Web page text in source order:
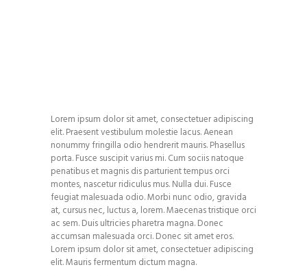
Lorem ipsum dolor sit amet, consectetuer adipiscing
elit. Praesent vestibulum molestie lacus. Aenean
nonummy fringilla odio hendrerit mauris. Phasellus
porta. Fusce suscipit varius mi. Cum sociis natoque
penatibus et magnis dis parturient tempus orci
montes, nascetur ridiculus mus. Nulla dui. Fusce
feugiat malesuada odio. Morbi nunc odio, gravida
at, cursus nec, luctus a, lorem. Maecenas tristique orci
ac sem. Duis ultricies pharetra magna. Donec
accumsan malesuada orci. Donec sit amet eros.
Lorem ipsum dolor sit amet, consectetuer adipiscing
elit. Mauris fermentum dictum magna.